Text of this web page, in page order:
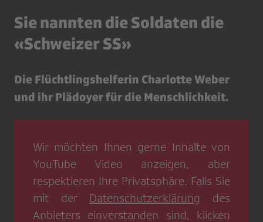
Sie nannten die Soldaten die
«Schweizer SS»
Die Flüchtlingshelferin Charlotte Weber
und ihr Plädoyer für die Menschlichkeit.
Wir möchten Ihnen gerne Inhalte von
YouTube Video anzeigen, aber
respektieren Ihre Privatsphäre. Falls Sie
mit der Datenschutzerklärung
des
Anbieters einverstanden sind, klicken